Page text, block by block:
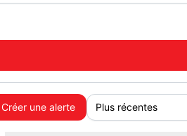
Créer une alerte